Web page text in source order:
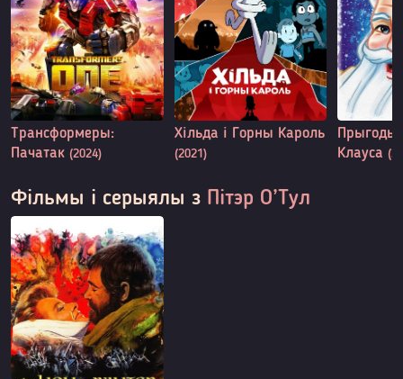
Трансформеры:
Пачатак (2024)
Хільда і Горны Кароль
(2021)
Прыгоды
Клауса
Фільмы і серыялы з Пітэр О’Тул